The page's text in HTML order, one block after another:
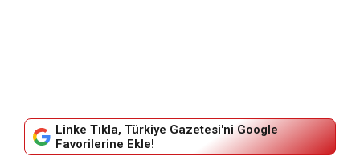
Linke Tıkla, Türkiye Gazetesi'ni Google
Favorilerine Ekle!